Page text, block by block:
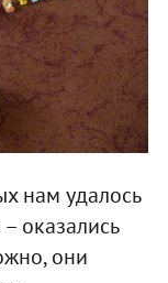
нам удалось
оказались
они